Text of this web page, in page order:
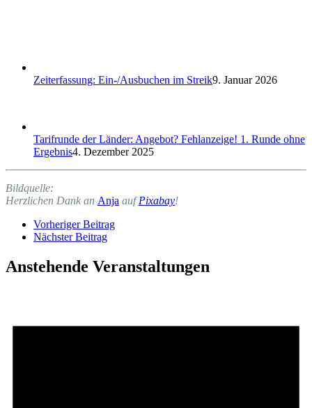
Zeiterfassung: Ein-/Ausbuchen im Streik9. Januar 2026
Tarifrunde der Länder: Angebot? Fehlanzeige! 1. Runde ohne
Ergebnis4. Dezember 2025
Bildquelle:
Herzlichen Dank an Anja aufPixabay!
Vorheriger Beitrag
Nächster Beitrag
Anstehende Veranstaltungen